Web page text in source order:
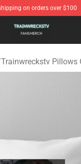
on orders over $100
- Official
Trainwreckstv Pillows